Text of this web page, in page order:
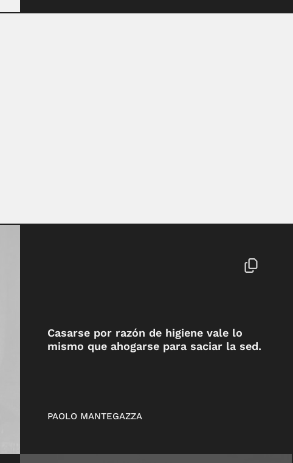
Casarse por razón de higiene vale lo
mismo que ahogarse para saciar la sed.
PAOLO MANTEGAZZA